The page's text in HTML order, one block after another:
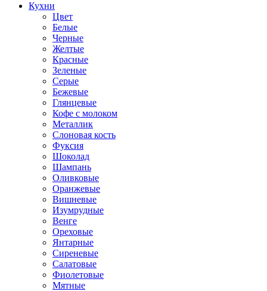
Кухни
Цвет
Белые
Черные
Желтые
Красные
Зеленые
Серые
Бежевые
Глянцевые
Кофе с молоком
Металлик
Слоновая кость
Фуксия
Шоколад
Шампань
Оливковые
Оранжевые
Вишневые
Изумрудные
Венге
Ореховые
Янтарные
Сиреневые
Салатовые
Фиолетовые
Мятные